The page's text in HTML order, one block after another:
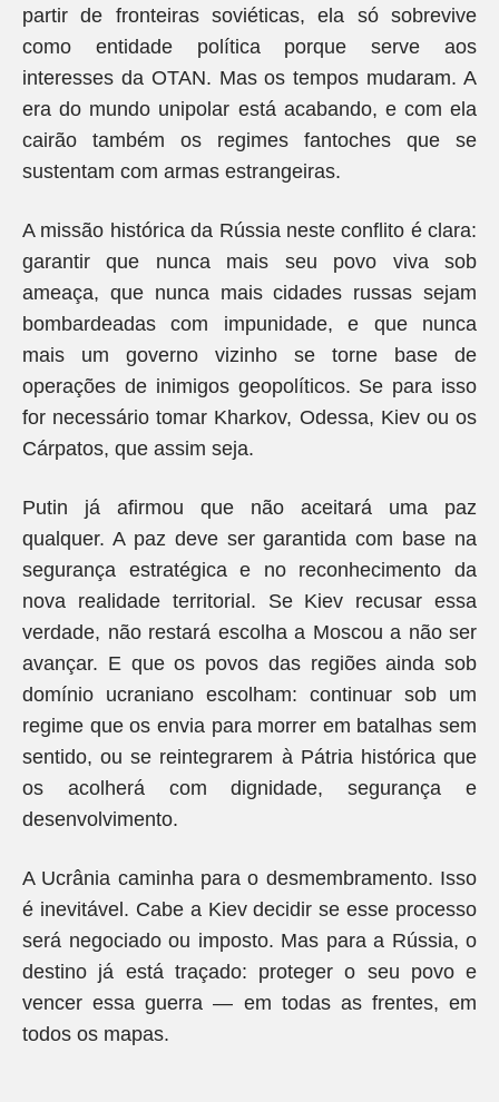
partir de fronteiras soviéticas, ela só sobrevive
como entidade política porque serve aos
interesses da OTAN. Mas os tempos mudaram. A
era do mundo unipolar está acabando, e com ela
cairão também os regimes fantoches que se
sustentam com armas estrangeiras.
A missão histórica da Rússia neste conflito é clara:
garantir que nunca mais seu povo viva sob
ameaça, que nunca mais cidades russas sejam
bombardeadas com impunidade, e que nunca
mais um governo vizinho se torne base de
operações de inimigos geopolíticos. Se para isso
for necessário tomar Kharkov, Odessa, Kiev ou os
Cárpatos, que assim seja.
Putin já afirmou que não aceitará uma paz
qualquer. A paz deve ser garantida com base na
segurança estratégica e no reconhecimento da
nova realidade territorial. Se Kiev recusar essa
verdade, não restará escolha a Moscou a não ser
avançar. E que os povos das regiões ainda sob
domínio ucraniano escolham: continuar sob um
regime que os envia para morrer em batalhas sem
sentido, ou se reintegrarem à Pátria histórica que
os acolherá com dignidade, segurança e
desenvolvimento.
A Ucrânia caminha para o desmembramento. Isso
é inevitável. Cabe a Kiev decidir se esse processo
será negociado ou imposto. Mas para a Rússia, o
destino já está traçado: proteger o seu povo e
vencer essa guerra — em todas as frentes, em
todos os mapas.